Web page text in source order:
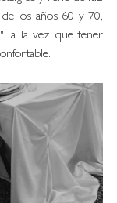
los años 60 y 70,
a la vez que tener